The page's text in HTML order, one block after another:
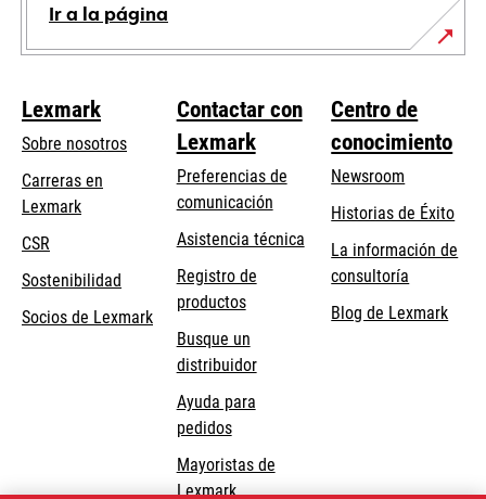
Ir a la página
Lexmark
Sobre nosotros
Carreras en
Lexmark
CSR
Sostenibilidad
Socios de Lexmark
Contactar con
Lexmark
Preferencias de
comunicación
se
abre
en
una
pestaña
nueva
Asistencia técnicase
abre
Registro de
productos
Busque un
distribuidor
Ayuda para
pedidos
Mayoristas de
Lexmark
Centro de
conocimiento
Newsroom
Historias de Éxito
La información de
consultoría
Blog de Lexmark